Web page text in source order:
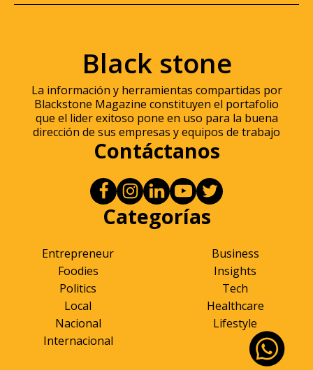
Black stone
La información y herramientas compartidas por
Blackstone Magazine constituyen el portafolio
que el lider exitoso pone en uso para la buena
dirección de sus empresas y equipos de trabajo
Contáctanos
Categorías
Entrepreneur
Foodies
Politics
Local
Nacional
Internacional
Business
Insights
Tech
Healthcare
Lifestyle